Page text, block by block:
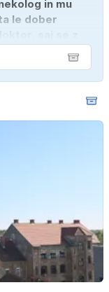
in mu
le dober
saj se z